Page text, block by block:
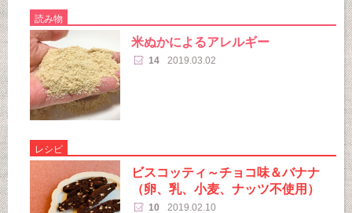
読み物
米ぬかによるアレルギー
14 2019.03.02
レシピ
ビスコッティ～チョコ味＆バナナ
（卵、乳、小麦、ナッツ不使用）
10 2019.02.10